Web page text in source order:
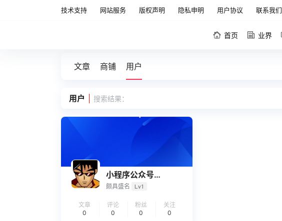
技术支持 网站服务 版权声明 隐私申明 用户协议 联系我们
首页 业界
文章 商铺 用户
用户 搜索结果：
小程序公众号网站开发
颇具盛名 Lv1
文章
0
评论
0
粉丝
0
关注
0